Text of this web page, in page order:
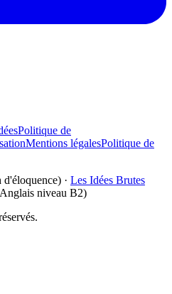
Politique de
Mentions légalesPolitique de
d'éloquence) · Les Idées Brutes
niveau B2)